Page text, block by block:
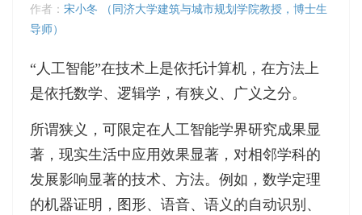
作者： 宋小冬 （同济大学建筑与城市规划学院教授，博士生
导师）
“人工智能”在技术上是依托计算机，在方法上
是依托数学、逻辑学，有狭义、广义之分。
所谓狭义，可限定在人工智能学界研究成果显
著，现实生活中应用效果显著，对相邻学科的
发展影响显著的技术、方法。例如，数学定理
的机器证明，图形、语音、语义的自动识别、